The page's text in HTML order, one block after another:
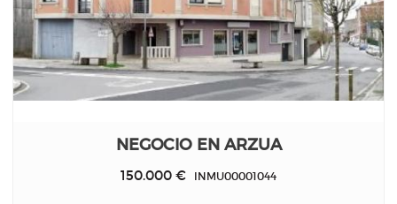
NEGOCIO EN ARZUA
150.000 € INMU00001044